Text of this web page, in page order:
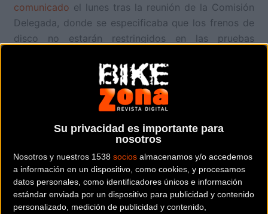
Su privacidad es importante para
nosotros
Nosotros y nuestros 1538 socios almacenamos y/o accedemos
a información en un dispositivo, como cookies, y procesamos
datos personales, como identificadores únicos e información
estándar enviada por un dispositivo para publicidad y contenido
personalizado, medición de publicidad y contenido,
comunicado el lunes tras la reunión de la Comisión
Delegada, donde se especificaba que los frenos de
disco no estarán restringidos en las pruebas
QH la cual en un primer momento había decidido
prescindir de ellos.
Por este motivo, si no hay un nuevo comunicado por
parte de la RFEC, estarán permitidos el 18 de junio.
Más info. de este evento
XXVI QUEBRATAHUESOS GRAN FONDO 2016